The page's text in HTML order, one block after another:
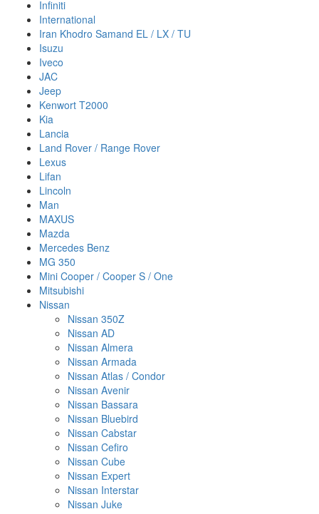
Infiniti
International
Iran Khodro Samand EL / LX / TU
Isuzu
Iveco
JAC
Jeep
Kenwort T2000
Kia
Lancia
Land Rover / Range Rover
Lexus
Lifan
Lincoln
Man
MAXUS
Mazda
Mercedes Benz
MG 350
Mini Cooper / Cooper S / One
Mitsubishi
Nissan
Nissan 350Z
Nissan AD
Nissan Almera
Nissan Armada
Nissan Atlas / Condor
Nissan Avenir
Nissan Bassara
Nissan Bluebird
Nissan Cabstar
Nissan Cefiro
Nissan Cube
Nissan Expert
Nissan Interstar
Nissan Juke